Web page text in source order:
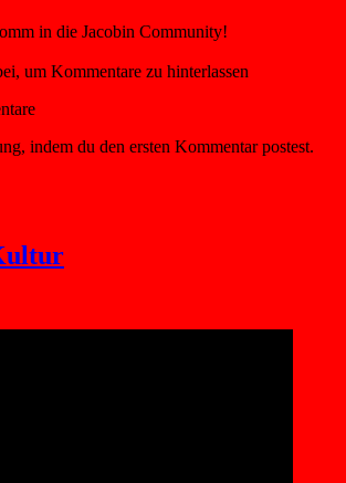
in die Jacobin Community!